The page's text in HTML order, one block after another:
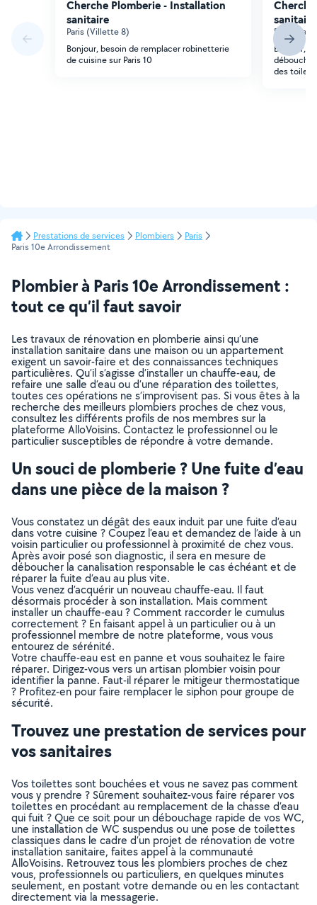
Cherche Plomberie - Installation
sanitaire
Paris (Villette 8)
Bonjour, besoin de remplacer robinetterie
de cuisine sur Paris 10
sanitaire
Paris
Bonjour,
des
Prestations de services Plombiers
Paris
Paris 10e Arrondissement
Plombier à Paris 10e Arrondissement :
tout ce qu’il faut savoir
Les travaux de rénovation en plomberie ainsi qu’une
installation sanitaire dans une maison ou un appartement
exigent un savoir-faire et des connaissances techniques
particulières. Qu’il s’agisse d’installer un chauffe-eau, de
refaire une salle d’eau ou d’une réparation des toilettes,
toutes ces opérations ne s’improvisent pas. Si vous êtes à la
recherche des meilleurs plombiers proches de chez vous,
consultez les différents profils de nos membres sur la
plateforme AlloVoisins. Contactez le professionnel ou le
particulier susceptibles de répondre à votre demande.
Un souci de plomberie ? Une fuite d’eau
dans une pièce de la maison ?
Vous constatez un dégât des eaux induit par une fuite d’eau
dans votre cuisine ? Coupez l’eau et demandez de l’aide à un
voisin particulier ou professionnel à proximité de chez vous.
Après avoir posé son diagnostic, il sera en mesure de
déboucher la canalisation responsable le cas échéant et de
réparer la fuite d’eau au plus vite.
Vous venez d’acquérir un nouveau chauffe-eau. Il faut
désormais procéder à son installation. Mais comment
installer un chauffe-eau ? Comment raccorder le cumulus
correctement ? En faisant appel à un particulier ou à un
professionnel membre de notre plateforme, vous vous
entourez de sérénité.
Votre chauffe-eau est en panne et vous souhaitez le faire
réparer. Dirigez-vous vers un artisan plombier voisin pour
identifier la panne. Faut-il réparer le mitigeur thermostatique
? Profitez-en pour faire remplacer le siphon pour groupe de
sécurité.
Trouvez une prestation de services pour
vos sanitaires
Vos toilettes sont bouchées et vous ne savez pas comment
vous y prendre ? Sûrement souhaitez-vous faire réparer vos
toilettes en procédant au remplacement de la chasse d’eau
qui fuit ? Que ce soit pour un débouchage rapide de vos WC,
une installation de WC suspendus ou une pose de toilettes
classiques dans le cadre d’un projet de rénovation de votre
installation sanitaire, faites appel à la communauté
AlloVoisins. Retrouvez tous les plombiers proches de chez
vous, professionnels ou particuliers, en quelques minutes
seulement, en postant votre demande ou en les contactant
directement via la messagerie.